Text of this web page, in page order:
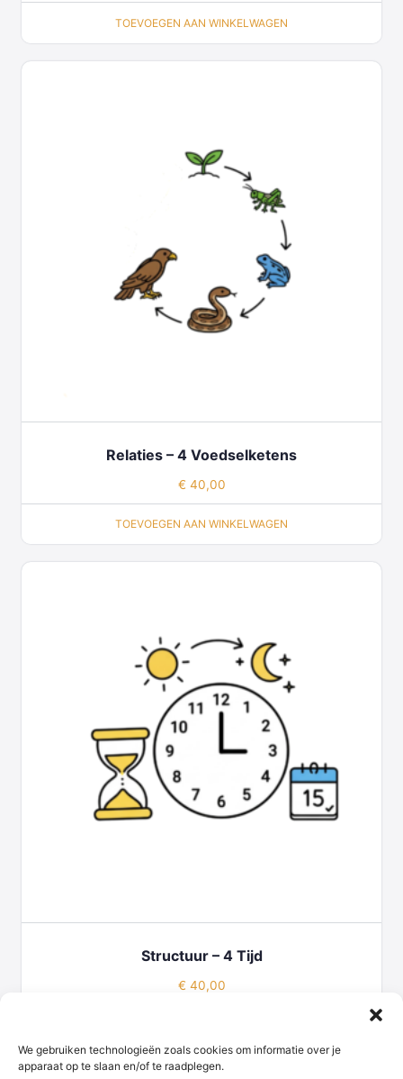
We gebruiken technologieën zoals cookies om informatie over je
apparaat op te slaan en/of te raadplegen.
TOEVOEGEN AAN WINKELWAGEN
Relaties – 4 Voedselketens
€ 40,00
TOEVOEGEN AAN WINKELWAGEN
Structuur – 4 Tijd
€ 40,00